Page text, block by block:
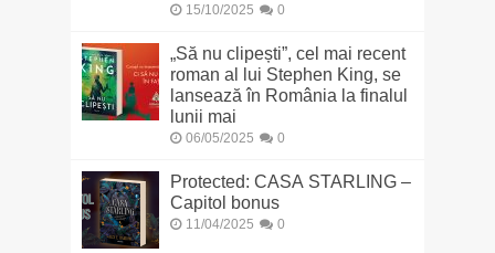
15/10/2025 0
„Să nu clipești”, cel mai recent
roman al lui Stephen King, se
lansează în România la finalul
lunii mai
06/05/2025 0
Protected: CASA STARLING –
Capitol bonus
11/04/2025 0